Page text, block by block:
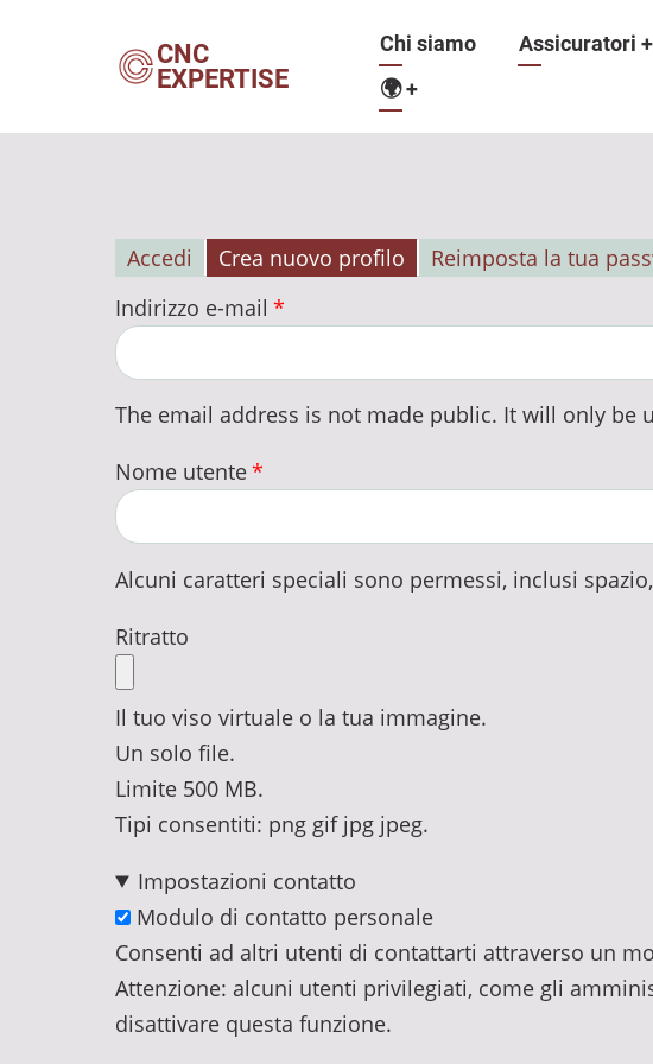
CNC
EXPERTISE
Navigazione
principale
Chi siamo Assicuratori +
🌍+
Schede
primarie
Accedi Crea nuovo profilo
Reimposta la tua
Indirizzo e-mail
The email address is not made public. It will only
Nome utente
Alcuni caratteri speciali sono permessi, inclusi
Ritratto
Il tuo viso virtuale o la tua immagine.
Un solo file.
Limite 500 MB.
Tipi consentiti: png gif jpg jpeg.
Impostazioni contatto
Modulo di contatto personale
Consenti ad altri utenti di contattarti attraverso un
Attenzione: alcuni utenti privilegiati, come gli
disattivare questa funzione.